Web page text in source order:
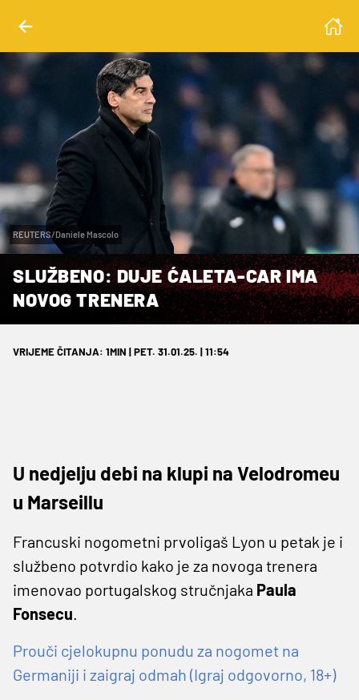
REUTERS/Daniele Mascolo
SLUŽBENO: DUJE ĆALETA-CAR IMA
NOVOG TRENERA
VRIJEME ČITANJA: 1MIN | PET. 31.01.25. | 11:54
U nedjelju debi na klupi na Velodromeu
u Marseillu
Francuski nogometni prvoligaš Lyon u petak je i
službeno potvrdio kako je za novoga trenera
imenovao portugalskog stručnjaka Paula
Fonsecu.
Prouči cjelokupnu ponudu za nogomet na
Germaniji i zaigraj odmah (Igraj odgovorno, 18+)